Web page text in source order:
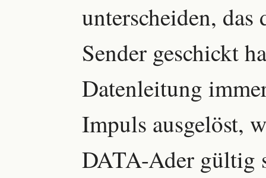
unterscheiden, das
Sender geschickt
Datenleitung
Impuls ausgelöst,
DATA-Ader gültig